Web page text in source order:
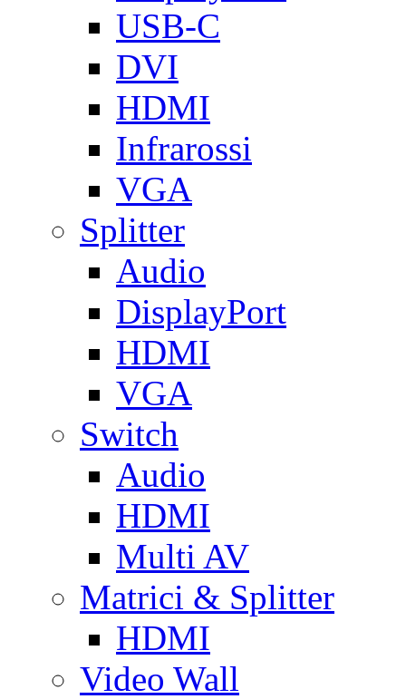
USB-C
DVI
HDMI
Infrarossi
VGA
Splitter
Audio
DisplayPort
HDMI
VGA
Switch
Audio
HDMI
Multi AV
Matrici & Splitter
HDMI
Video Wall